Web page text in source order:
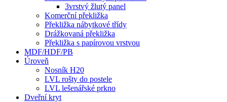
3vrstvý žlutý panel
Komerční překližka
Překližka nábytkové třídy
Drážkovaná překližka
Překližka s papírovou vrstvou
MDF/HDF/PB
Úroveň
Nosník H20
LVL rošty do postele
LVL lešenářské prkno
Dveřní kryt